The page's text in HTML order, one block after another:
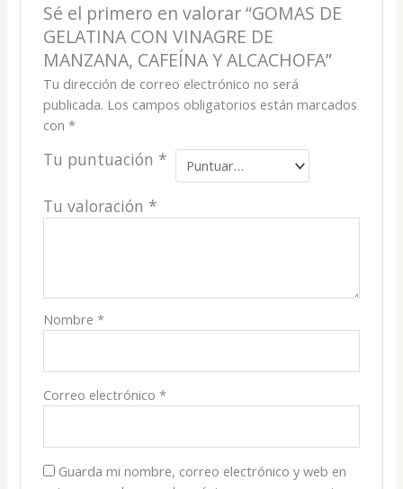
Sé el primero en valorar “GOMAS DE
GELATINA CON VINAGRE DE
MANZANA, CAFEÍNA Y ALCACHOFA”
Tu dirección de correo electrónico no será
publicada. Los campos obligatorios están marcados
con *
Tu puntuación *
Tu valoración *
Nombre *
Correo electrónico *
Guarda mi nombre, correo electrónico y web en